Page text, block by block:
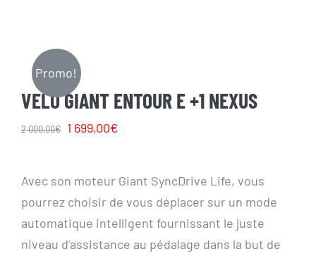
Promo!
VELO GIANT ENTOUR E +1 NEXUS
2 000,00€
Le
était :
2
000,00€.
1 699,00€Le
est :
1
699,00€.
Avec son moteur Giant SyncDrive Life, vous
pourrez choisir de vous déplacer sur un mode
automatique intelligent fournissant le juste
niveau d’assistance au pédalage dans la but de